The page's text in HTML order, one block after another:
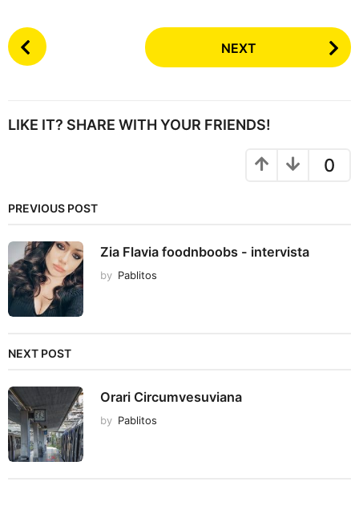
P
o
P
n
t
i
o
n
NEXT
LIKE IT? SHARE WITH YOUR FRIENDS!
0
PREVIOUS POST
Zia Flavia foodnboobs - intervista
by Pablitos
NEXT POST
Orari Circumvesuviana
by Pablitos